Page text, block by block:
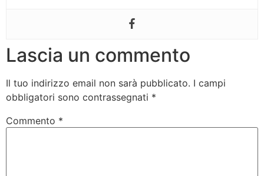
Lascia un commento
Il tuo indirizzo email non sarà pubblicato. I campi
obbligatori sono contrassegnati *
Commento *